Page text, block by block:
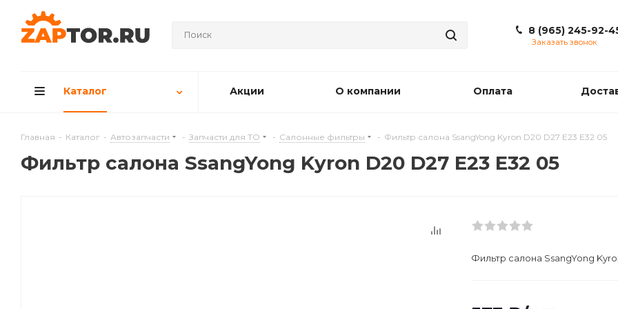
8 (965) 245-92-
Заказать звонок
Каталог Акции О компании Оплата
Главная - Каталог - Автозапчасти - Запчасти для ТО - Салонные фильтры - Фильтр салона SsangYong Kyron D20 D27 E23 E32 05
Фильтр салона SsangYong Kyron D20 D27 E23 E32 05
Фильтр салона SsangYong